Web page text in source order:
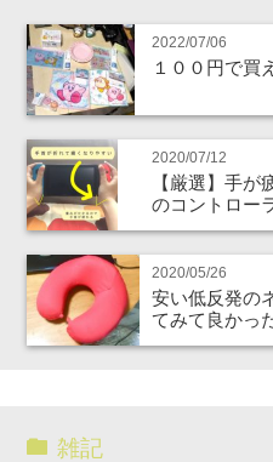
2022/07/06
１００円で買
2020/07/12
【厳選】手
のコントロー
2020/05/26
安い低反発の
てみて良かっ
雑記